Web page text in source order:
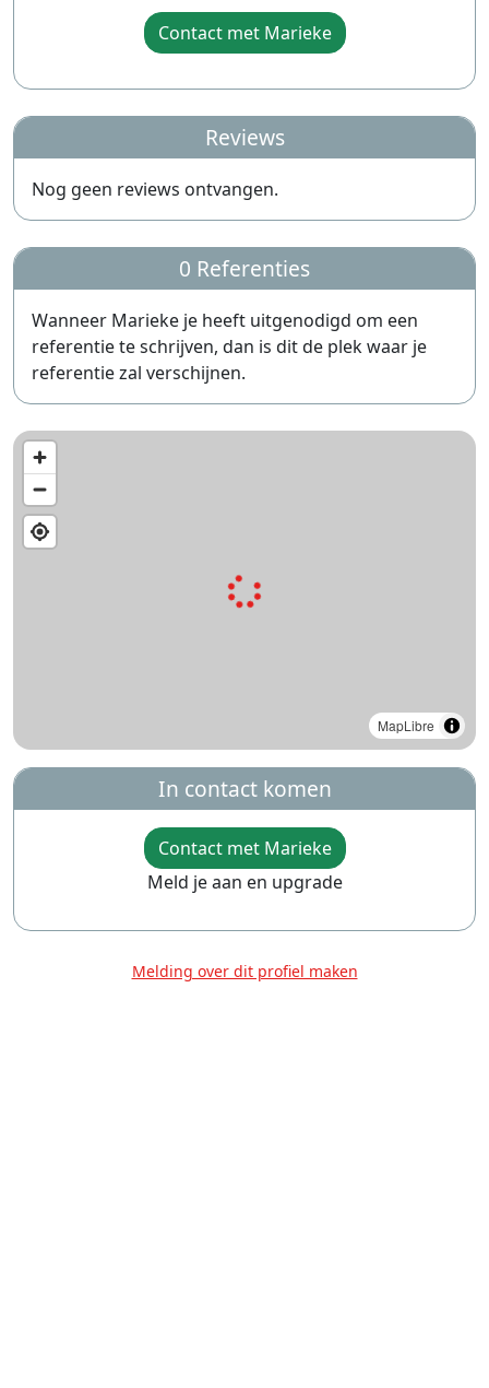
Contact met Marieke
Reviews
Nog geen reviews ontvangen.
0 Referenties
Wanneer Marieke je heeft uitgenodigd om een
referentie te schrijven, dan is dit de plek waar je
referentie zal verschijnen.
MapLibre
In contact komen
Contact met Marieke
Meld je aan en upgrade
Melding over dit profiel maken